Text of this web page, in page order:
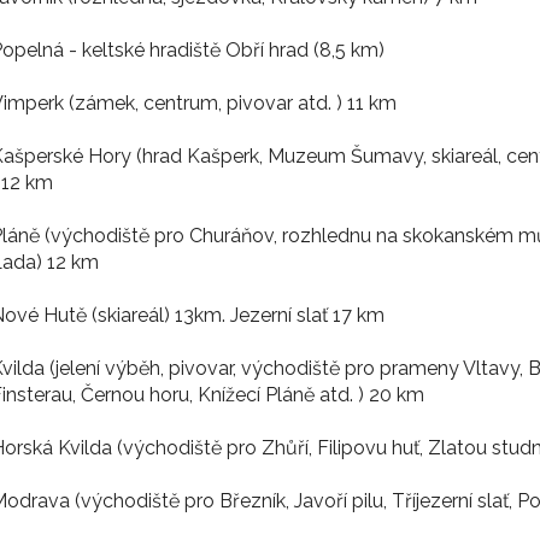
- keltské hradiště Obří hrad (8,5 km)
(zámek, centrum, pivovar atd. ) 11 km
Hory (hrad Kašperk, Muzeum Šumavy, skiareál,
km
(východiště pro Churáňov, rozhlednu na skokanském
12 km
Hutě (skiareál) 13km. Jezerní slať 17 km
(jelení výběh, pivovar, východiště pro prameny Vltavy,
Černou horu, Knížecí Pláně atd. ) 20 km
Kvilda (východiště pro Zhůří, Filipovu huť, Zlatou
(východiště pro Březník, Javoří pilu, Tříjezerní slať,